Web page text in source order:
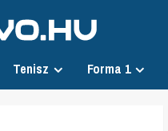
Tenisz Forma 1